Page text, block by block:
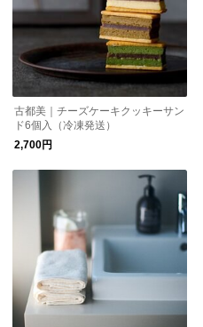
古都美｜チーズケーキクッキーサン
ド6個入（冷凍発送）
2,700円